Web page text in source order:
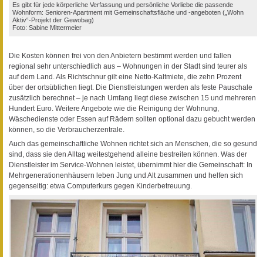
Es gibt für jede körperliche Verfassung und persönliche Vorliebe die passende
Wohnform: Senioren-Apartment mit Gemeinschaftsfläche und -angeboten („Wohn
Aktiv“-Projekt der Gewobag)
Foto: Sabine Mittermeier
Die Kosten können frei von den Anbietern bestimmt werden und fallen
regional sehr unterschiedlich aus – Wohnungen in der Stadt sind teurer als
auf dem Land. Als Richtschnur gilt eine Netto-Kaltmiete, die zehn Prozent
über der ortsüblichen liegt. Die Dienstleistungen werden als feste Pauschale
zusätzlich berechnet – je nach Umfang liegt diese zwischen 15 und mehreren
Hundert Euro. Weitere Angebote wie die Reinigung der Wohnung,
Wäschedienste oder Essen auf Rädern sollten optional dazu gebucht werden
können, so die Verbraucherzentrale.
Auch das gemeinschaftliche Wohnen richtet sich an Menschen, die so gesund
sind, dass sie den Alltag weitestgehend alleine bestreiten können. Was der
Dienstleister im Service-Wohnen leistet, übernimmt hier die Gemeinschaft: In
Mehrgenerationenhäusern leben Jung und Alt zusammen und helfen sich
gegenseitig: etwa Computerkurs gegen Kinderbetreuung.